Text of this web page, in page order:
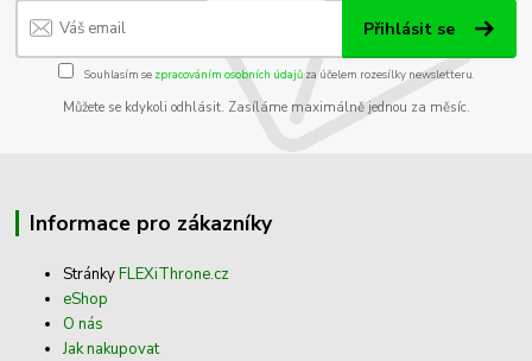
Přihlásit se
Souhlasím se zpracováním osobních údajůza účelem rozesílky newsletteru.
Můžete se kdykoli odhlásit. Zasíláme maximálně jednou za měsíc.
Informace pro zákazníky
StránkyFLEXiThrone.cz
eShop
O nás
Jak nakupovat